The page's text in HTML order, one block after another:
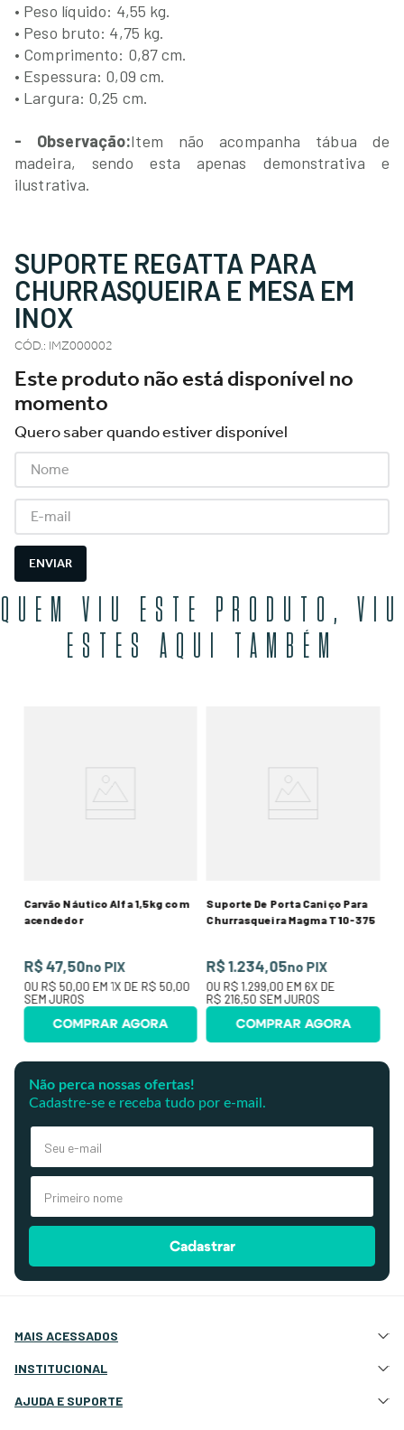
• Peso líquido: 4,55 kg.
• Peso bruto: 4,75 kg.
• Comprimento: 0,87 cm.
• Espessura: 0,09 cm.
• Largura: 0,25 cm.
- Observação:Item não acompanha tábua de
madeira, sendo esta apenas demonstrativa e
ilustrativa.
SUPORTE REGATTA PARA
CHURRASQUEIRA E MESA EM
INOX
CÓD.: IMZ000002
Este produto não está disponível no
momento
Quero saber quando estiver disponível
ENVIAR
QUEM VIU ESTE PRODUTO, VIU
ESTES AQUI TAMBÉM
Carvão Náutico Alfa 1,5kg com
acendedor
R$ 47,50no PIX
OU R$ 50,00 EM1X DE R$ 50,00
SEM JUROS
COMPRAR AGORA
Suporte De Porta Caniço Para
Churrasqueira Magma T10-375
R$ 1.234,05no PIX
OU R$ 1.299,00 EM 6X DE
R$ 216,50 SEM JUROS
COMPRAR AGORA
Não perca nossas ofertas!
Cadastre-se e receba tudo por e-mail.
Cadastrar
MAIS ACESSADOS
Atração e Ancoragem
Eletrônicos e Navegação
INSTITUCIONAL
Quem Somos
AJUDA E SUPORTE